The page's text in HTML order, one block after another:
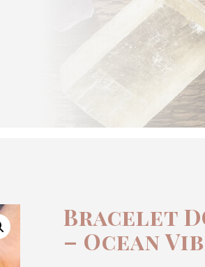
Bracelet
– Ocean